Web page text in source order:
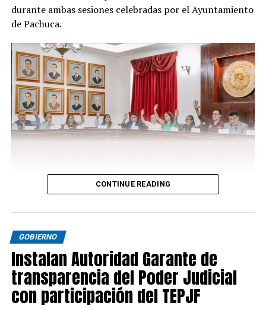
durante ambas sesiones celebradas por el Ayuntamiento
de Pachuca.
CONTINUE READING
GOBIERNO
Instalan Autoridad Garante de
transparencia del Poder Judicial
con participación del TEPJF